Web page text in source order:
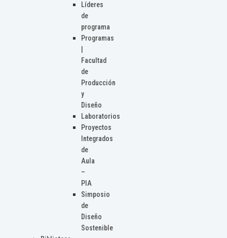
Líderes
de
programa
Programas
Facultad
de
Producción
y
Diseño
Laboratorios
Proyectos
Integrados
de
Aula
–
PIA
Simposio
de
Diseño
Sostenible